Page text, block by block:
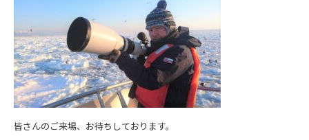
皆さんのご来場、お待ちしております。